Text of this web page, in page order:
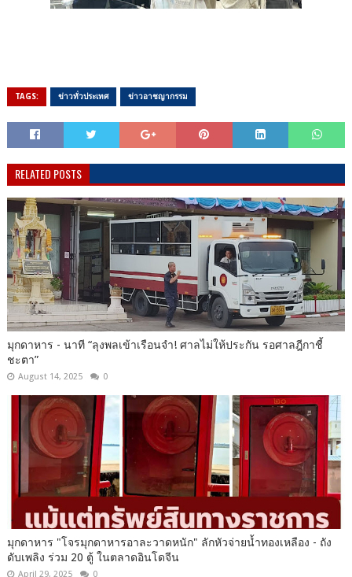
TAGS: ข่าวทั่วประเทศ ข่าวอาชญากรรม
RELATED POSTS
มุกดาหาร​ -​ นาที​ “ลุงพลเข้าเรือนจำ! ศาลไม่ให้ประกัน รอศาลฎีกาชี้
ชะตา”
August 14, 2025 0
มุกดาหาร​ "โจรมุกดาหารอาละวาดหนัก" ลักหัวจ่ายน้ำทองเหลือง - ถัง
ดับเพลิง ร่วม 20 ตู้ ในตลาดอินโดจีน​
April 29, 2025 0